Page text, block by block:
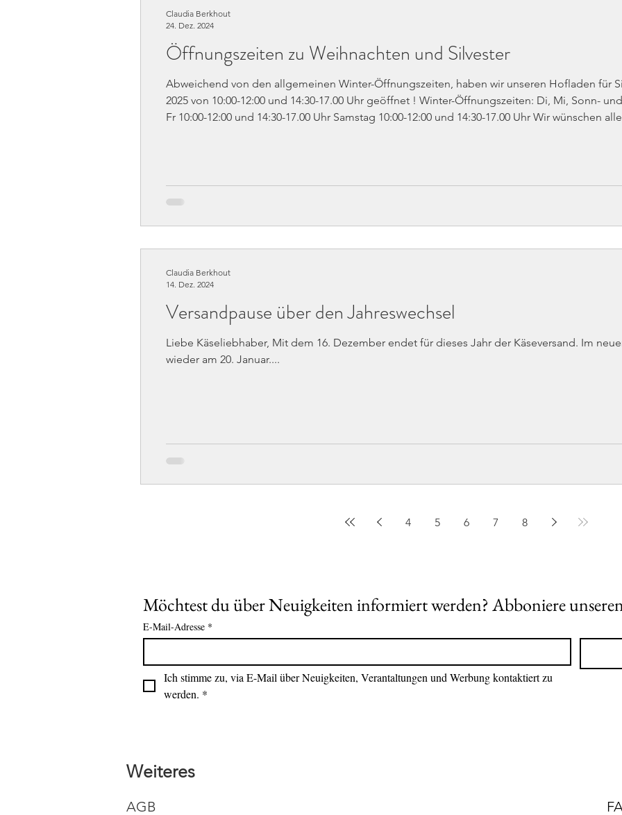
Öffnungszeiten zu Weihnachten und Silvester
Abweichend von den allgemeinen Winter-Öffnungszeiten, haben wir unseren Hofladen für
2025 von 10:00-12:00 und 14:30-17.00 Uhr geöffnet ! Winter-Öffnungszeiten: Di, Mi, Sonn- und Feiertage
Fr 10:00-12:00 und 14:30-17.00 Uhr Samstag 10:00-12:00 und 14:30-17.00 Uhr Wir wünschen allen besinnliche
Claudia Berkhout
24. Dez. 2024
Versandpause über den Jahreswechsel
Liebe Käseliebhaber, Mit dem 16. Dezember endet für dieses Jahr der Käseversand. Im
wieder am 20. Januar....
Claudia Berkhout
14. Dez. 2024
4 5 6 7 8
Möchtest du über Neuigkeiten informiert werden? Abboniere
E-Mail-Adresse *
Ich stimme zu, via E-Mail über Neuigkeiten, Verantaltungen und Werbung kontaktiert zu
werden. *
Weiteres
AGB